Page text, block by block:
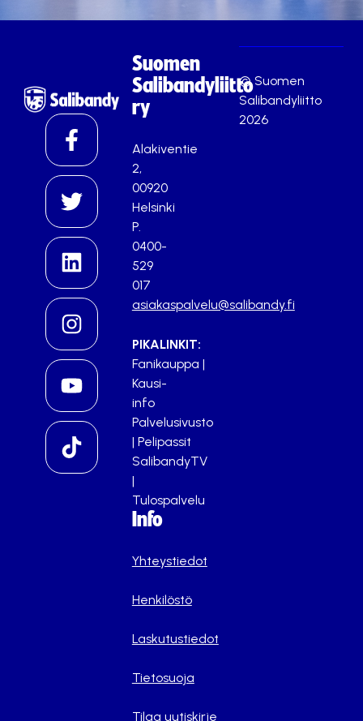
Suomen
Salibandyliitto
ry
Alakiventie
2,
00920
Helsinki
P.
0400-
529
017
asiakaspalvelu@salibandy.fi
PIKALINKIT:
Fanikauppa |
Kausi-
info
Palvelusivusto
| Pelipassit
SalibandyTV
|
Tulospalvelu
Info
Yhteystiedot
Henkilöstö
Laskutustiedot
Tietosuoja
Tilaa uutiskirje
© Suomen
Salibandyliitto
2026